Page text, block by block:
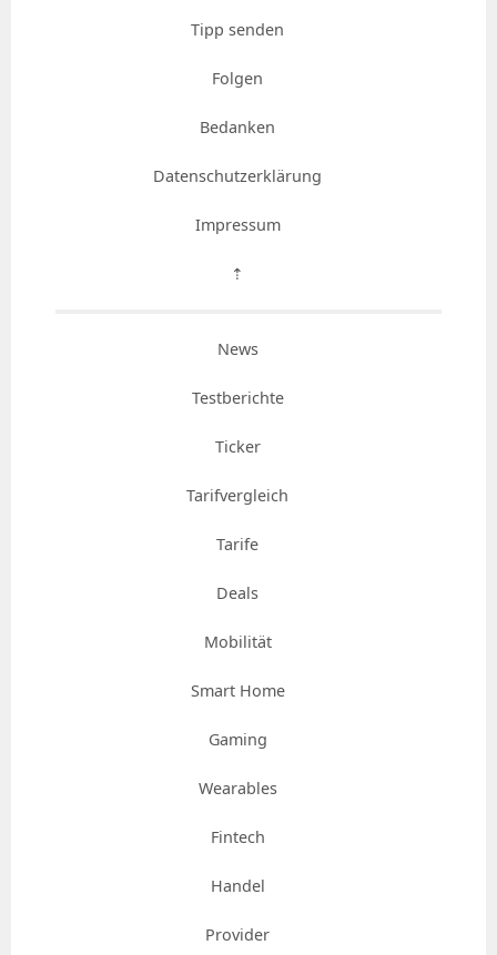
Tipp senden
Folgen
Bedanken
Datenschutzerklärung
Impressum
⇡
News
Testberichte
Ticker
Tarifvergleich
Tarife
Deals
Mobilität
Smart Home
Gaming
Wearables
Fintech
Handel
Provider